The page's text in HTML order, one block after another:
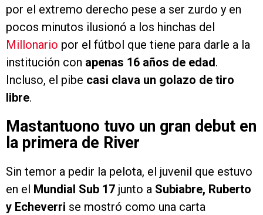
por el extremo derecho pese a ser zurdo y en
pocos minutos ilusionó a los hinchas del
Millonario por el fútbol que tiene para darle a la
institución con apenas 16 años de edad.
Incluso, el pibe casi clava un golazo de tiro
libre.
Mastantuono tuvo un gran debut en
la primera de River
Sin temor a pedir la pelota, el juvenil que estuvo
en el Mundial Sub 17 junto a Subiabre, Ruberto
y Echeverri se mostró como una carta